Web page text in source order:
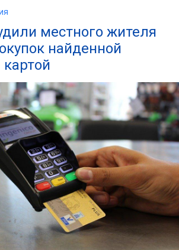
местного жителя
найденной